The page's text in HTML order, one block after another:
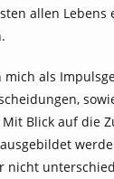
allen
mich als
Blick auf die
nicht